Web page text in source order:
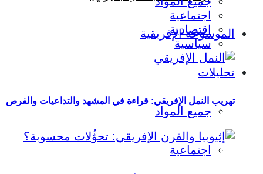
الموسوعة الإفريقية
تحليلات
جميع المواد
اجتماعية
اجتماعية
اقتصادية
سياسية
تهريب النمل الإفريقي: قراءة في المشهد والتداعيات والفرص